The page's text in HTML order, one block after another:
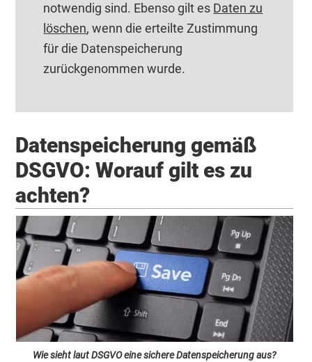
notwendig sind. Ebenso gilt es Daten zu
löschen, wenn die erteilte Zustimmung
für die Datenspeicherung
zurückgenommen wurde.
Datenspeicherung gemäß
DSGVO: Worauf gilt es zu
achten?
Wie sieht laut DSGVO eine sichere Datenspeicherung aus?